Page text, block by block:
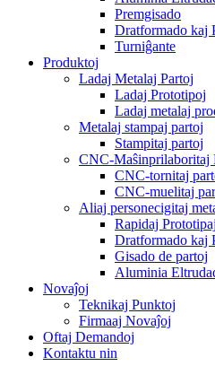
Premgisado
Dratformado kaj
Turniĝante
Produktoj
Ladaj Metalaj Partoj
Ladaj Prototipoj
Ladaj metalaj
Metalaj stampaj partoj
Stampitaj partoj
CNC-Maŝinprilaboritaj
CNC-tornitaj
CNC-muelitaj
Aliaj personecigitaj
Rapidaj
Dratformado kaj
Gisado de partoj
Aluminia
Novaĵoj
Teknikaj Punktoj
Firmaaj Novaĵoj
Oftaj Demandoj
Kontaktu nin